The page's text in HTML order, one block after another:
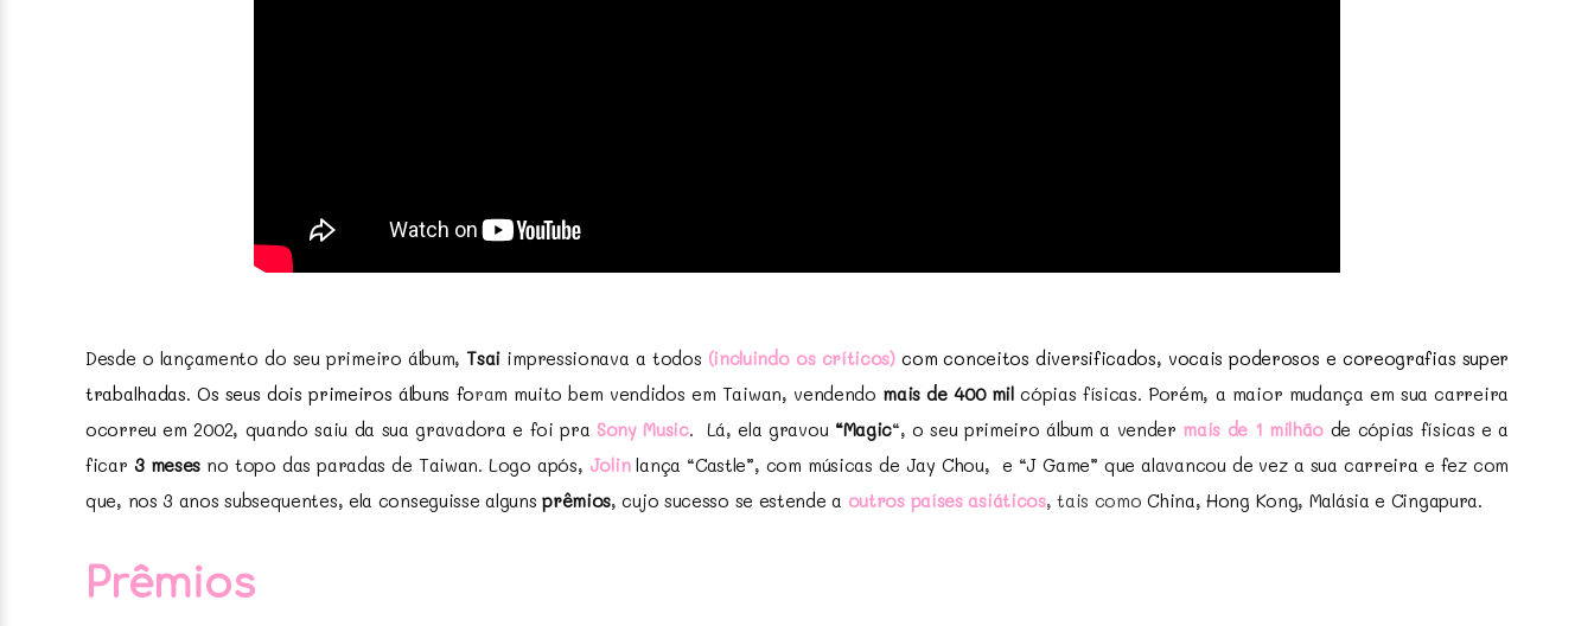
Desde o lançamento do seu primeiro álbum, Tsai impressionava a todos (incluindo os críticos)com conceitos diversificados, vocais poderosos e coreografias super
trabalhadas. Os seus dois primeiros álbuns foram muito bem vendidos em Taiwan, vendendo mais de 400 milcópias físicas. Porém, a maior mudança em sua carreira
ocorreu em 2002, quando saiu da sua gravadora e foi pra Sony Music. Lá, ela gravou “Magic“, o seu primeiro álbum a vender mais de 1 milhão de cópias físicas e a
ficar 3 meses no topo das paradas de Taiwan. Logo após, Jolin lança “Castle”, com músicas de Jay Chou, e “J Game” que alavancou de vez a sua carreira e fez com
que, nos 3 anos subsequentes, ela conseguisse alguns prêmios, cujo sucesso se estende a outros países asiáticos, tais comoChina, Hong Kong, Malásia e Cingapura.
Prêmios